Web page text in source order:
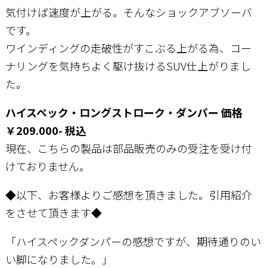
気付けば速度が上がる。そんなショックアブソーバ
です。
ワインディングの走破性がすこぶる上がる為、コー
ナリングを気持ちよく駆け抜けるSUV仕上がりまし
た。
ハイスペック・ロングストローク・ダンパー 価格
￥209.000- 税込
現在、こちらの製品は部品販売のみの受注を受け付
けておりません。
◆以下、お客様よりご感想を頂きました。引用紹介
をさせて頂きます◆
「ハイスペックダンパーの感想ですが、期待通りのい
い脚になりました。」